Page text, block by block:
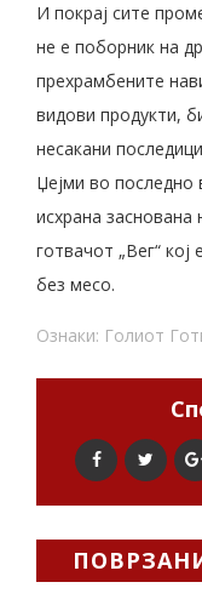
И покрај сите
не е поборник на
прехрамбените
видови продукти,
несакани
Џејми во последно
исхрана заснована
готвачот „Вег“
без месо.
Ознаки: Голиот